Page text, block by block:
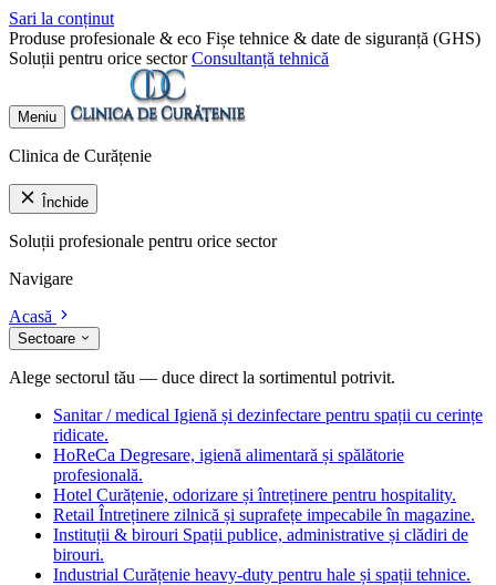
Sari la conținut
Produse profesionale & eco Fișe tehnice & date de siguranță (GHS)
Soluții pentru orice sector Consultanță tehnică
Meniu
Clinica de Curățenie
Închide
Soluții profesionale pentru orice sector
Navigare
Acasă
Sectoare
Alege sectorul tău — duce direct la sortimentul potrivit.
Sanitar / medical Igienă și dezinfectare pentru spații cu cerințe
ridicate.
HoReCa Degresare, igienă alimentară și spălătorie
profesională.
Hotel Curățenie, odorizare și întreținere pentru hospitality.
Retail Întreținere zilnică și suprafețe impecabile în magazine.
Instituții & birouri Spații publice, administrative și clădiri de
birouri.
Industrial Curățenie heavy-duty pentru hale și spații tehnice.